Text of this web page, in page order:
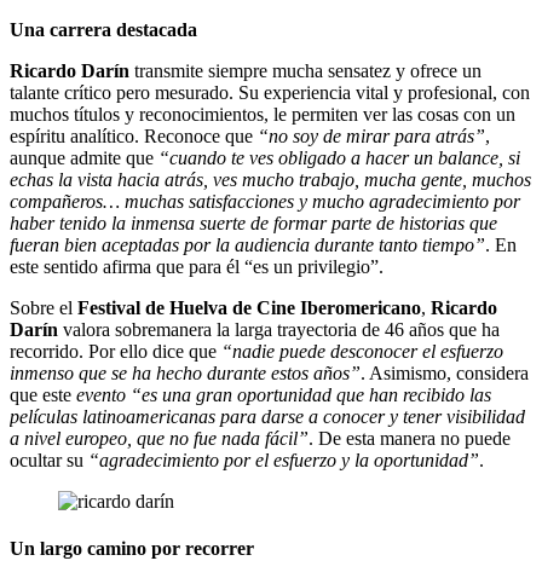
Una carrera destacada
Ricardo Darín transmite siempre mucha sensatez y ofrece un
talante crítico pero mesurado. Su experiencia vital y profesional, con
muchos títulos y reconocimientos, le permiten ver las cosas con un
espíritu analítico. Reconoce que “no soy de mirar para atrás”,
aunque admite que “cuando te ves obligado a hacer un balance, si
echas la vista hacia atrás, ves mucho trabajo, mucha gente, muchos
compañeros… muchas satisfacciones y mucho agradecimiento por
haber tenido la inmensa suerte de formar parte de historias que
fueran bien aceptadas por la audiencia durante tanto tiempo”. En
este sentido afirma que para él “es un privilegio”.
Sobre el Festival de Huelva de Cine Iberomericano, Ricardo
Darín valora sobremanera la larga trayectoria de 46 años que ha
recorrido. Por ello dice que “nadie puede desconocer el esfuerzo
inmenso que se ha hecho durante estos años”. Asimismo, considera
que este evento “es una gran oportunidad que han recibido las
películas latinoamericanas para darse a conocer y tener visibilidad
a nivel europeo, que no fue nada fácil”. De esta manera no puede
ocultar su “agradecimiento por el esfuerzo y la oportunidad”.
Un largo camino por recorrer